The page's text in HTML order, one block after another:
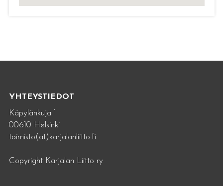
YHTEYSTIEDOT
Käpylänkuja 1
00610 Helsinki
toimisto(at)karjalanliitto.fi
Copyright Karjalan Liitto ry